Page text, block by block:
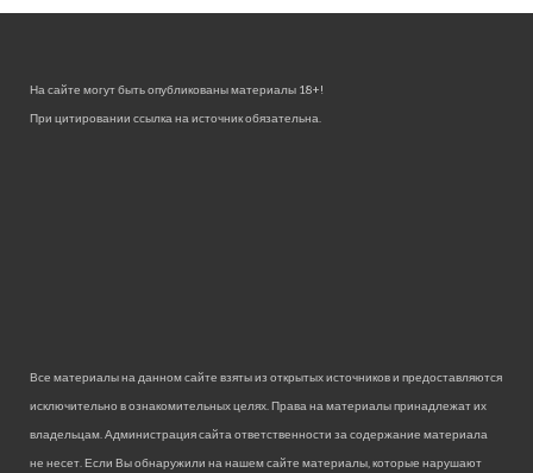
На сайте могут быть опубликованы материалы 18+!
При цитировании ссылка на источник обязательна.
Все материалы на данном сайте взяты из открытых источников и предоставляются
исключительно в ознакомительных целях. Права на материалы принадлежат их
владельцам. Администрация сайта ответственности за содержание материала
не несет. Если Вы обнаружили на нашем сайте материалы, которые нарушают